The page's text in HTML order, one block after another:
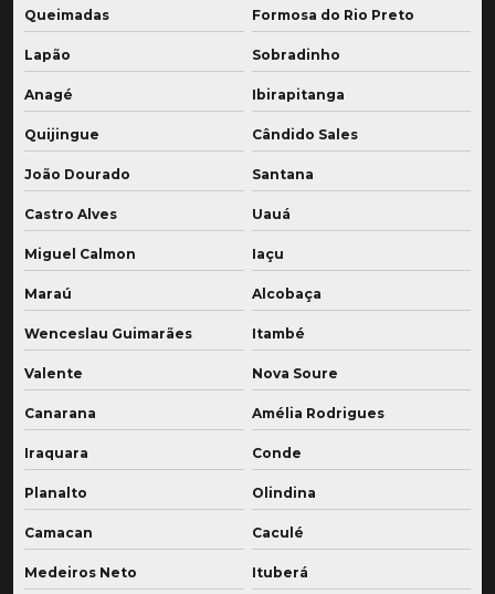
Queimadas Formosa do Rio Preto
Lapão Sobradinho
Anagé Ibirapitanga
Quijingue Cândido Sales
João Dourado Santana
Castro Alves Uauá
Miguel Calmon Iaçu
Maraú Alcobaça
Wenceslau Guimarães Itambé
Valente Nova Soure
Canarana Amélia Rodrigues
Iraquara Conde
Planalto Olindina
Camacan Caculé
Medeiros Neto Ituberá